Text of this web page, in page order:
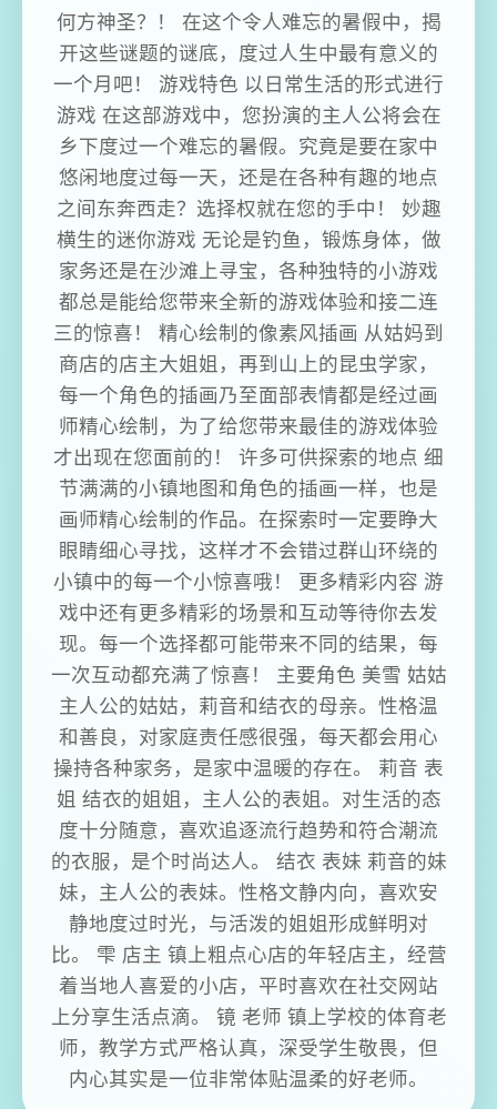
何方神圣？！ 在这个令人难忘的暑假中，揭
开这些谜题的谜底，度过人生中最有意义的
一个月吧！ 游戏特色 以日常生活的形式进行
游戏 在这部游戏中，您扮演的主人公将会在
乡下度过一个难忘的暑假。究竟是要在家中
悠闲地度过每一天，还是在各种有趣的地点
之间东奔西走？选择权就在您的手中！ 妙趣
横生的迷你游戏 无论是钓鱼，锻炼身体，做
家务还是在沙滩上寻宝，各种独特的小游戏
都总是能给您带来全新的游戏体验和接二连
三的惊喜！ 精心绘制的像素风插画 从姑妈到
商店的店主大姐姐，再到山上的昆虫学家，
每一个角色的插画乃至面部表情都是经过画
师精心绘制，为了给您带来最佳的游戏体验
才出现在您面前的！ 许多可供探索的地点 细
节满满的小镇地图和角色的插画一样，也是
画师精心绘制的作品。在探索时一定要睁大
眼睛细心寻找，这样才不会错过群山环绕的
小镇中的每一个小惊喜哦！ 更多精彩内容 游
戏中还有更多精彩的场景和互动等待你去发
现。每一个选择都可能带来不同的结果，每
一次互动都充满了惊喜！ 主要角色 美雪 姑姑
主人公的姑姑，莉音和结衣的母亲。性格温
和善良，对家庭责任感很强，每天都会用心
操持各种家务，是家中温暖的存在。 莉音 表
姐 结衣的姐姐，主人公的表姐。对生活的态
度十分随意，喜欢追逐流行趋势和符合潮流
的衣服，是个时尚达人。 结衣 表妹 莉音的妹
妹，主人公的表妹。性格文静内向，喜欢安
静地度过时光，与活泼的姐姐形成鲜明对
比。 雫 店主 镇上粗点心店的年轻店主，经营
着当地人喜爱的小店，平时喜欢在社交网站
上分享生活点滴。 镜 老师 镇上学校的体育老
师，教学方式严格认真，深受学生敬畏，但
内心其实是一位非常体贴温柔的好老师。